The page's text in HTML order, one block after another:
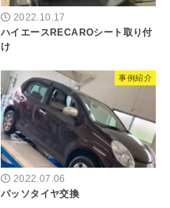
2022.10.17
ハイエースRECAROシート取り付
け
事例紹介
2022.07.06
パッソタイヤ交換